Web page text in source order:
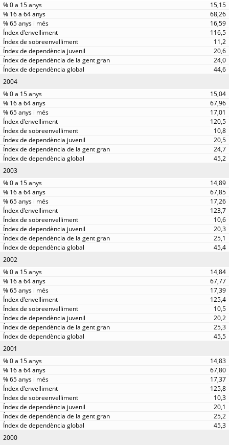
15,15
68,26
16,59
116,5
11,2
20,6
24,0
44,6
2004
15,04
67,96
17,01
120,5
10,8
20,5
24,7
45,2
2003
14,89
67,85
17,26
123,7
10,6
20,3
25,1
45,4
2002
14,84
67,77
17,39
125,4
10,5
20,2
25,3
45,5
2001
14,83
67,80
17,37
125,8
10,3
20,1
25,2
45,3
2000